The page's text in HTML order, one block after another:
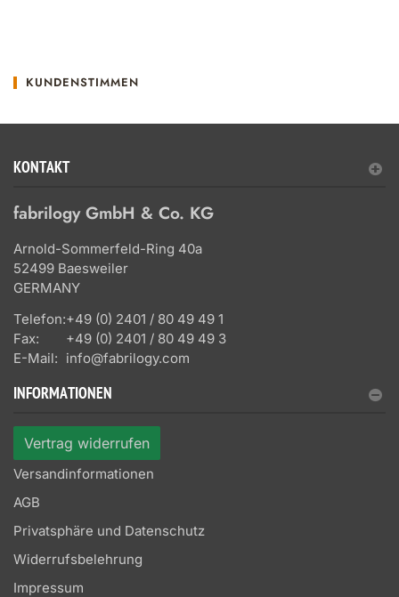
KUNDENSTIMMEN
KONTAKT
fabrilogy GmbH & Co. KG
Arnold-Sommerfeld-Ring 40a
52499 Baesweiler
GERMANY
Telefon:+49 (0) 2401 / 80 49 49 1
Fax:
+49 (0) 2401 / 80 49 49 3
E-Mail: info@fabrilogy.com
INFORMATIONEN
Vertrag widerrufen
Versandinformationen
AGB
Privatsphäre und Datenschutz
Widerrufsbelehrung
Impressum